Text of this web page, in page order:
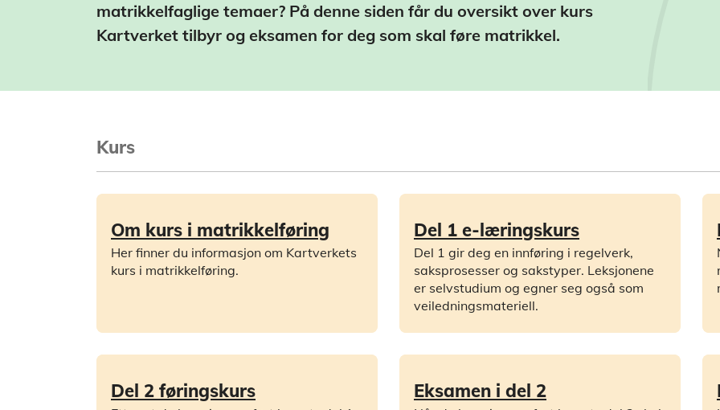
matrikkelfaglige temaer? På denne siden får du oversikt over kurs
Kartverket tilbyr og eksamen for deg som skal føre matrikkel.
Kurs
Om kurs i matrikkelføring
Her finner du informasjon om Kartverkets
kurs i matrikkelføring.
Del 1 e-læringskurs
Del 1 gir deg en innføring i regelverk,
saksprosesser og sakstyper. Leksjonene
er selvstudium og egner seg også som
veiledningsmateriell.
Del 2 føringskurs Eksamen i del 2